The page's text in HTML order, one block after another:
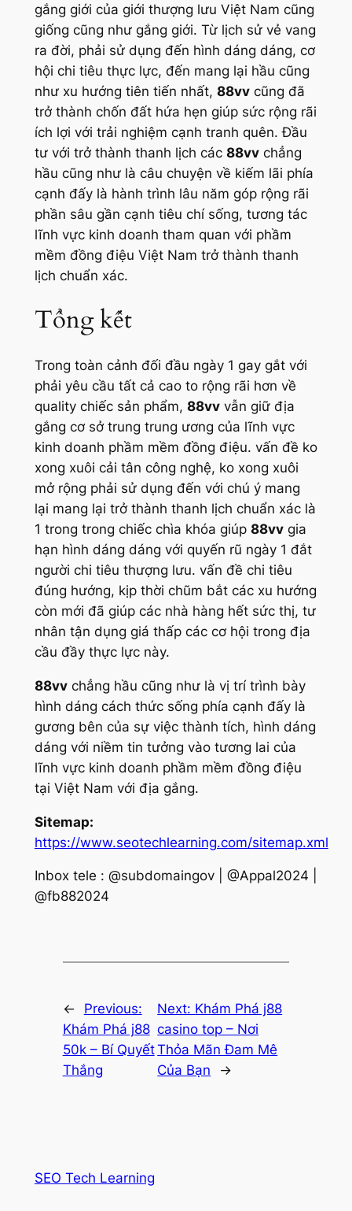
gắng giới của giới thượng lưu Việt Nam cũng
giống cũng như gắng giới. Từ lịch sử vẻ vang
ra đời, phải sử dụng đến hình dáng dáng, cơ
hội chi tiêu thực lực, đến mang lại hầu cũng
như xu hướng tiên tiến nhất, 88vvcũng đã
trở thành chốn đất hứa hẹn giúp sức rộng rãi
ích lợi với trải nghiệm cạnh tranh quên. Đầu
tư với trở thành thanh lịch các 88vvchẳng
hầu cũng như là câu chuyện về kiếm lãi phía
cạnh đấy là hành trình lâu năm góp rộng rãi
phần sâu gần cạnh tiêu chí sống, tương tác
lĩnh vực kinh doanh tham quan với phầm
mềm đồng điệu Việt Nam trở thành thanh
lịch chuẩn xác.
Tổng kết
Trong toàn cảnh đối đầu ngày 1 gay gắt với
phải yêu cầu tất cả cao to rộng rãi hơn về
quality chiếc sản phẩm, 88vvvẫn giữ địa
gắng cơ sở trung trung ương của lĩnh vực
kinh doanh phầm mềm đồng điệu. vấn đề ko
xong xuôi cải tân công nghệ, ko xong xuôi
mở rộng phải sử dụng đến với chú ý mang
lại mang lại trở thành thanh lịch chuẩn xác là
1 trong trong chiếc chìa khóa giúp 88vvgia
hạn hình dáng dáng với quyến rũ ngày 1 đắt
người chi tiêu thượng lưu. vấn đề chi tiêu
đúng hướng, kịp thời chũm bắt các xu hướng
còn mới đã giúp các nhà hàng hết sức thị, tư
nhân tận dụng giá thấp các cơ hội trong địa
cầu đầy thực lực này.
88vvchẳng hầu cũng như là vị trí trình bày
hình dáng cách thức sống phía cạnh đấy là
gương bên của sự việc thành tích, hình dáng
dáng với niềm tin tưởng vào tương lai của
lĩnh vực kinh doanh phầm mềm đồng điệu
tại Việt Nam với địa gắng.
Sitemap:
https://www.seotechlearning.com/sitemap.xml
Inbox tele : @subdomaingov | @Appal2024 |
@fb882024
←
Previous:
Khám Phá j88
50k – Bí Quyết
Thắng
Next: Khám Phá j88
casino top – Nơi
Thỏa Mãn Đam Mê
Của Bạn
→
SEO Tech Learning